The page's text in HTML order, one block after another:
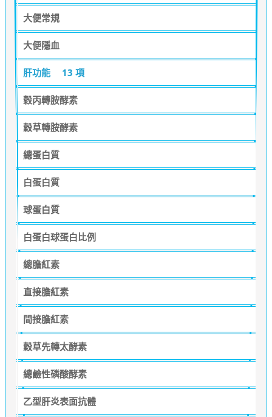
大便常規
大便隱血
肝功能 13 項
穀丙轉胺酵素
穀草轉胺酵素
總蛋白質
白蛋白質
球蛋白質
白蛋白球蛋白比例
總膽紅素
直接膽紅素
間接膽紅素
穀草先轉太酵素
總鹼性磷酸酵素
乙型肝炎表面抗體